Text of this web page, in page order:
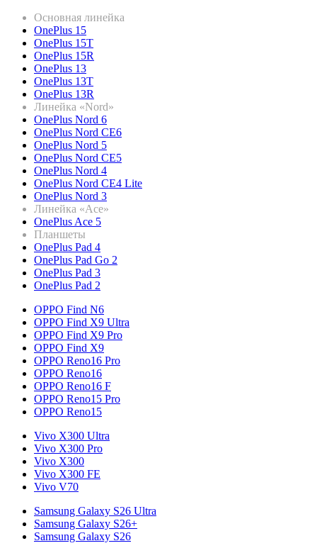
Основная линейка
OnePlus 15
OnePlus 15T
OnePlus 15R
OnePlus 13
OnePlus 13T
OnePlus 13R
Линейка «Nord»
OnePlus Nord 6
OnePlus Nord CE6
OnePlus Nord 5
OnePlus Nord CE5
OnePlus Nord 4
OnePlus Nord CE4 Lite
OnePlus Nord 3
Линейка «Ace»
OnePlus Ace 5
Планшеты
OnePlus Pad 4
OnePlus Pad Go 2
OnePlus Pad 3
OnePlus Pad 2
OPPO Find N6
OPPO Find X9 Ultra
OPPO Find X9 Pro
OPPO Find X9
OPPO Reno16 Pro
OPPO Reno16
OPPO Reno16 F
OPPO Reno15 Pro
OPPO Reno15
Vivo X300 Ultra
Vivo X300 Pro
Vivo X300
Vivo X300 FE
Vivo V70
Samsung Galaxy S26 Ultra
Samsung Galaxy S26+
Samsung Galaxy S26